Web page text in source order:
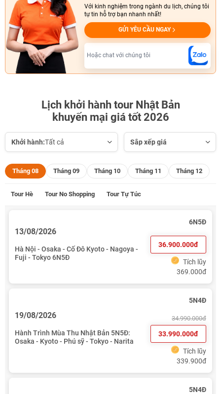
Với kinh nghiệm trong ngành du lịch, chúng tôi
tự tin hỗ trợ bạn nhanh nhất!
GỬI YÊU CẦU NGAY
Hoặc chat với chúng tôi
Lịch khởi hành tour Nhật Bản
khuyến mại giá tốt 2026
Khởi hành:Tất cả Sắp xếp giá
Tháng 08 Tháng 09 Tháng 10 Tháng 11 Tháng 12
Tour Hè Tour No Shopping Tour Tự Túc
13/08/2026
Hà Nội - Osaka - Cố Đô Kyoto - Nagoya -
Fuji - Tokyo 6N5Đ
6N5Đ
36.900.000đ
Tích lũy
369.000đ
19/08/2026
Hành Trình Mùa Thu Nhật Bản 5N5Đ:
Osaka - Kyoto - Phú sỹ - Tokyo - Narita
5N4Đ
34.990.000đ
33.990.000đ
Tích lũy
339.900đ
5N4Đ